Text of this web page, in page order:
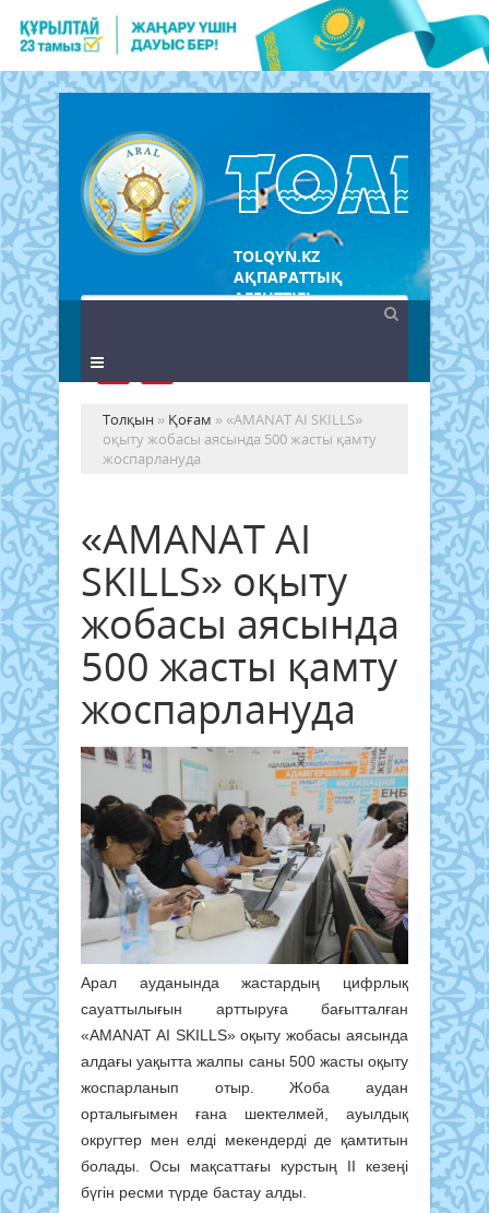
TOLQYN.KZ
АҚПАРАТТЫҚ
АГЕНТТІГІ
Толқын » Қоғам » «AMANAT AI SKILLS»
оқыту жобасы аясында 500 жасты қамту
жоспарлануда
«AMANAT AI
SKILLS» оқыту
жобасы аясында
500 жасты қамту
жоспарлануда
Арал ауданында жастардың цифрлық
сауаттылығын арттыруға бағытталған
«AMANAT AI SKILLS» оқыту жобасы аясында
алдағы уақытта жалпы саны 500 жасты оқыту
жоспарланып отыр. Жоба аудан
орталығымен ғана шектелмей, ауылдық
округтер мен елді мекендерді де қамтитын
болады. Осы мақсаттағы курстың II кезеңі
бүгін ресми түрде бастау алды.